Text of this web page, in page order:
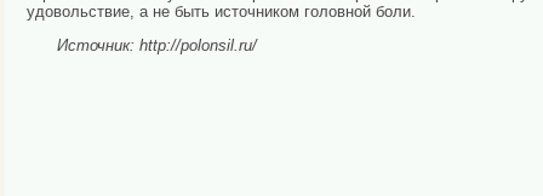
удовольствие, а не быть источником го­ловной боли.
Источник: http://polonsil.ru/